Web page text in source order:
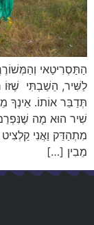
הַתַּסְרִיטַאי
לַשִּׁיר, הֵשַׁבְתִּי שֶׁזּוֹ
תְּדַבֵּר אוֹתוֹ. אֵינְךָ
שִׁיר הוּא מָה
מִתְהַדֵּק וַאֲנִי
מֵבִין […]